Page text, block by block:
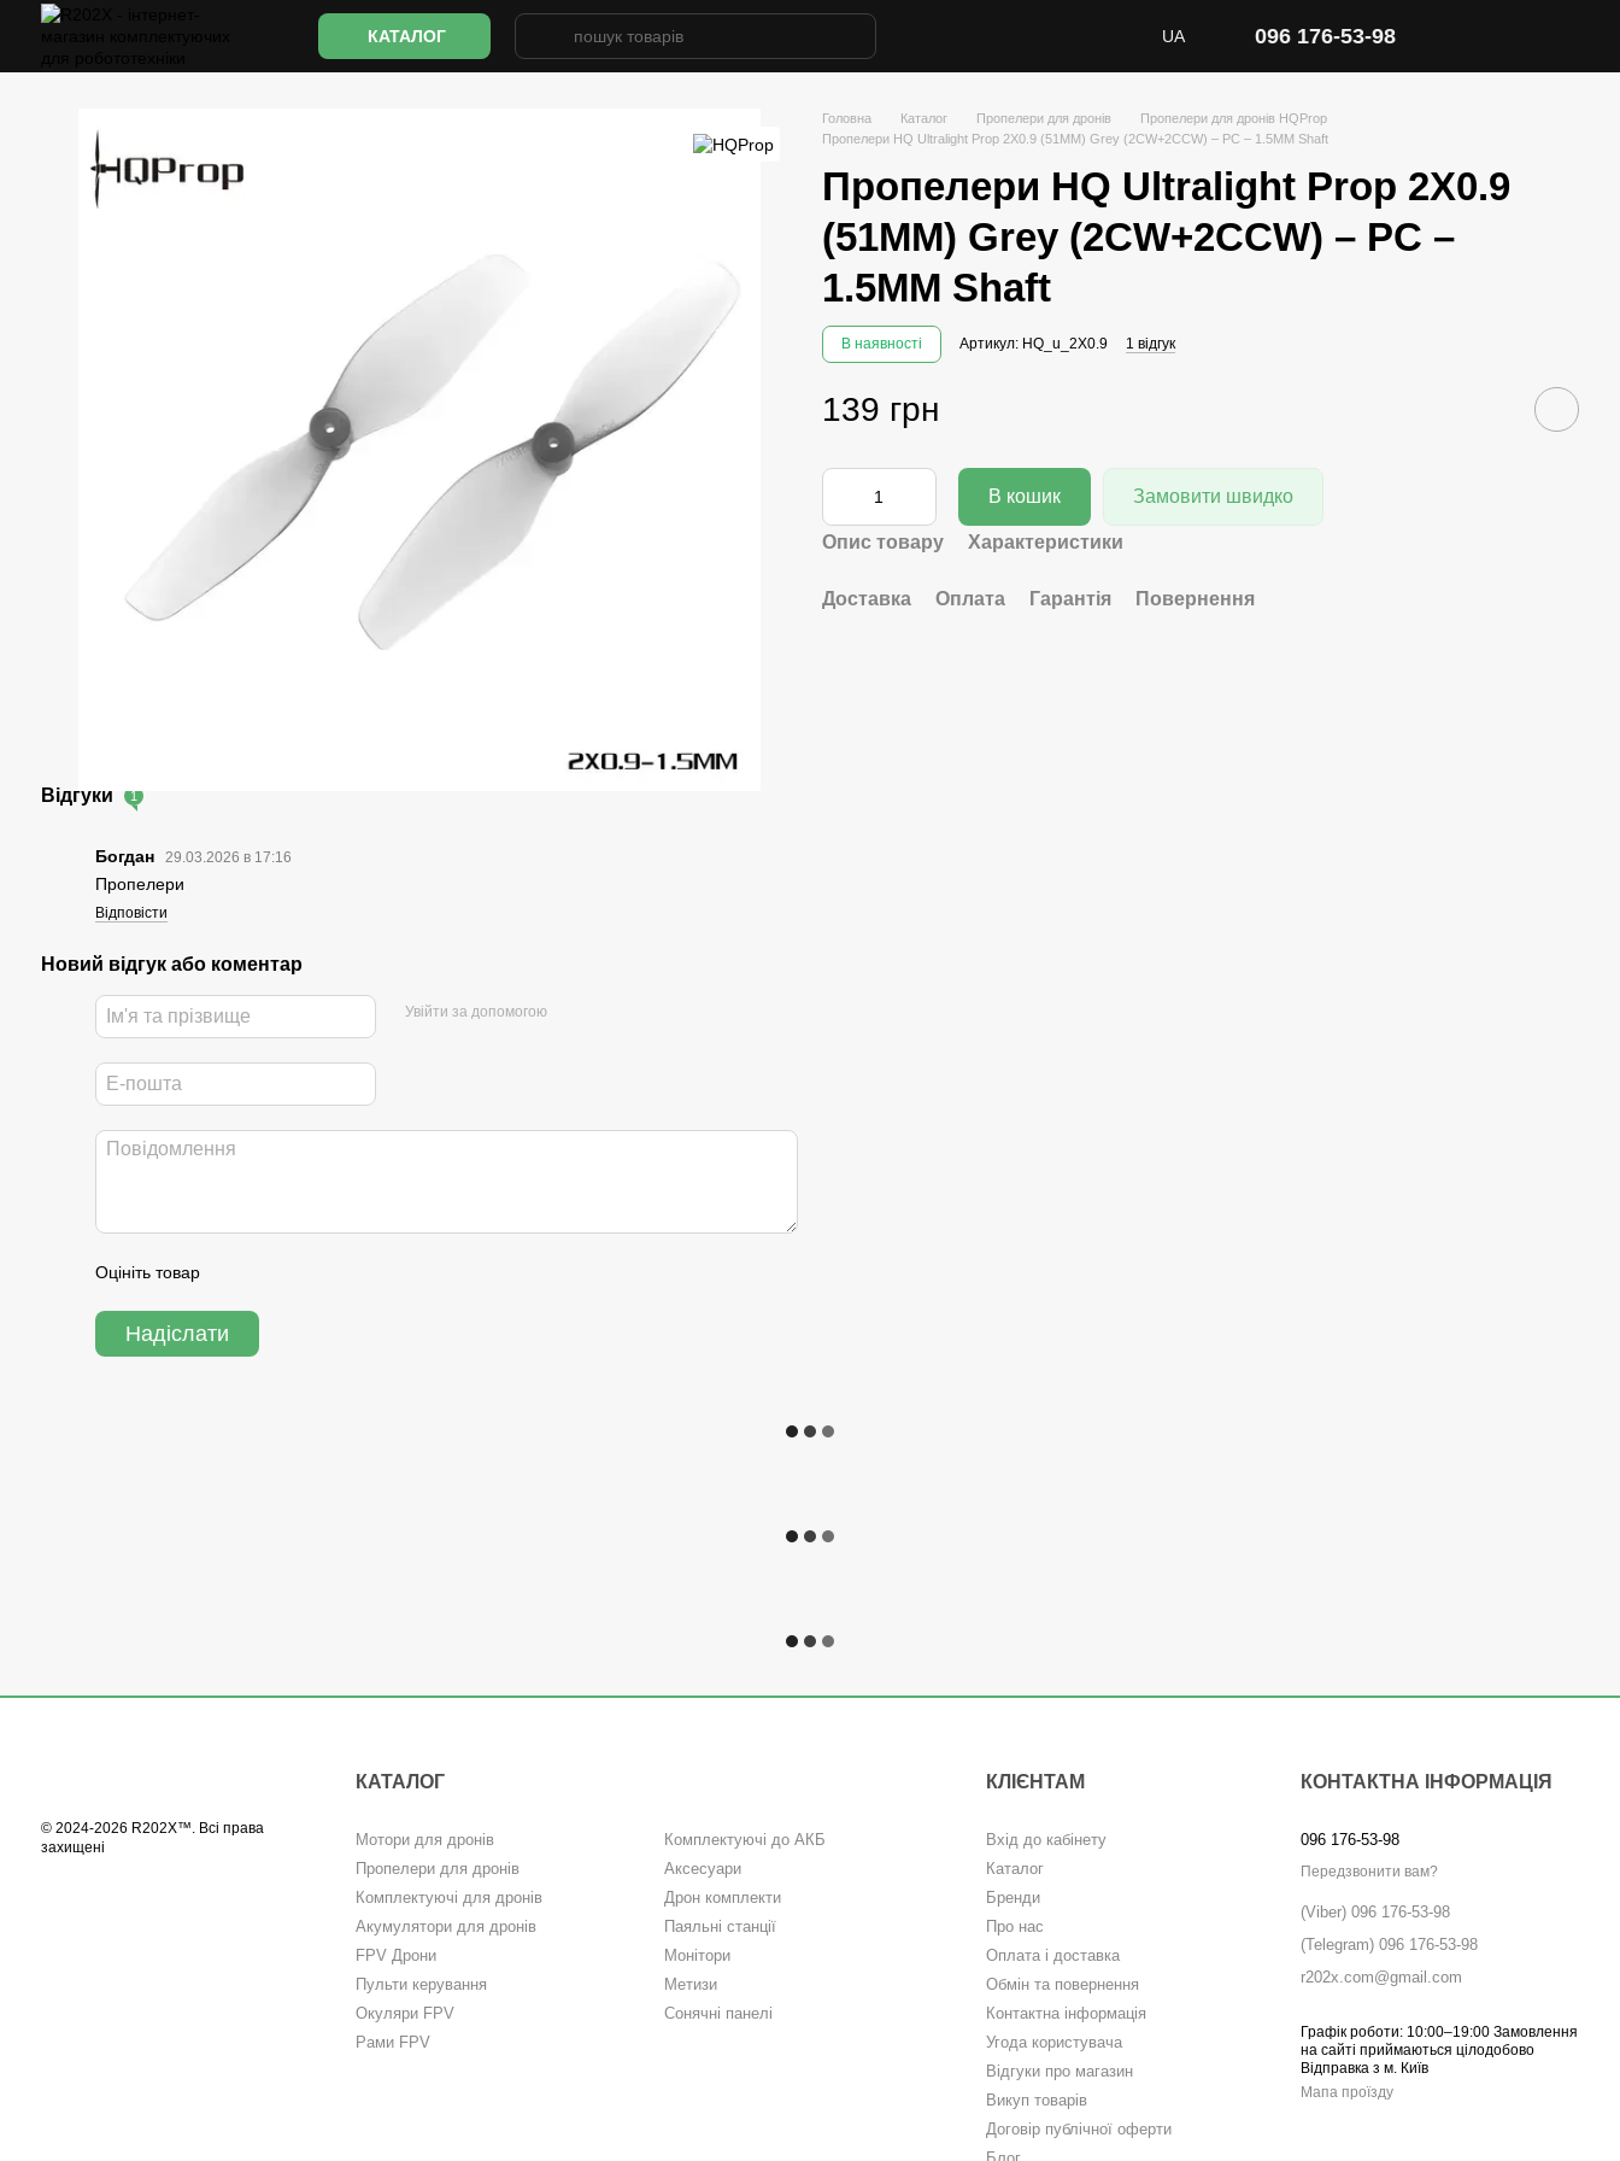
Перейти до основного контенту
КАТАЛОГ
UA 096 176-53-98
Відгуки 1
Богдан 29.03.2026 в 17:16
Пропелери
Відповісти
Новий відгук або коментар
Увійти за допомогою
Оцініть товар
Надіслати
Головна Каталог Пропелери для дронів
Пропелери для дронів HQProp
Пропелери HQ Ultralight Prop 2X0.9 (51MM) Grey (2CW+2CCW) – PC – 1.5MM Shaft
Пропелери HQ Ultralight Prop 2X0.9
(51MM) Grey (2CW+2CCW) – PC –
1.5MM Shaft
В наявності Артикул: HQ_u_2X0.9 1 відгук
139 грн
В кошик Замовити швидко
Опис товару Характеристики
Доставка Оплата Гарантія Повернення
© 2024-2026 R202X™. Всі права
захищені
КАТАЛОГ
Мотори для дронів
Пропелери для дронів
Комплектуючі для дронів
Акумулятори для дронів
FPV Дрони
Пульти керування
Окуляри FPV
Рами FPV
Комплектуючі до АКБ
Аксесуари
Дрон комплекти
Паяльні станції
Монітори
Метизи
Сонячні панелі
КЛІЄНТАМ
Вхід до кабінету
Каталог
Бренди
Про нас
Оплата і доставка
Обмін та повернення
Контактна інформація
Угода користувача
Відгуки про магазин
Викуп товарів
Договір публічної оферти
КОНТАКТНА ІНФОРМАЦІЯ
096 176-53-98
Передзвонити вам?
(Viber) 096 176-53-98
(Telegram) 096 176-53-98
r202x.com@gmail.com
Графік роботи: 10:00–19:00 Замовлення
на сайті приймаються цілодобово
Відправка з м. Київ
Мапа проїзду